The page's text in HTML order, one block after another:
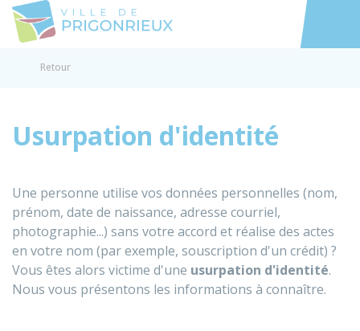
Accéder
Retour
Usurpation d'identité
Une personne utilise vos données personnelles (nom,
prénom, date de naissance, adresse courriel,
photographie...) sans votre accord et réalise des actes
en votre nom (par exemple, souscription d'un crédit) ?
Vous êtes alors victime d'une usurpation d'identité.
Nous vous présentons les informations à connaître.